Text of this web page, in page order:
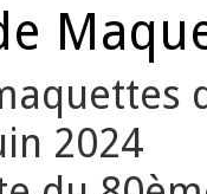
2024